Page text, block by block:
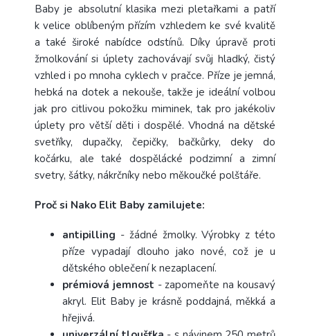
Baby je absolutní klasika mezi pletařkami a patří
k velice oblíbeným přízím vzhledem ke své kvalitě
a také široké nabídce odstínů. Díky úpravě proti
žmolkování si úplety zachovávají svůj hladký, čistý
vzhled i po mnoha cyklech v pračce. Příze je jemná,
hebká na dotek a nekouše, takže je ideální volbou
jak pro citlivou pokožku miminek, tak pro jakékoliv
úplety pro větší děti i dospělé. Vhodná na dětské
svetříky, dupačky, čepičky, bačkůrky, deky do
kočárku, ale také dospělácké podzimní a zimní
svetry, šátky, nákrčníky nebo měkoučké polštáře.
Proč si Nako Elit Baby zamilujete:
antipilling - žádné žmolky. Výrobky z této
příze vypadají dlouho jako nové, což je u
dětského oblečení k nezaplacení.
prémiová jemnost - zapomeňte na kousavý
akryl. Elit Baby je krásně poddajná, měkká a
hřejivá.